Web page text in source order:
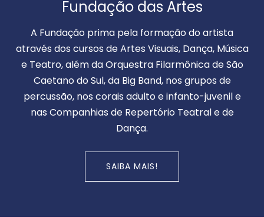
Fundação das Artes
A Fundação prima pela formação do artista
através dos cursos de Artes Visuais, Dança, Música
e Teatro, além da Orquestra Filarmônica de São
Caetano do Sul, da Big Band, nos grupos de
percussão, nos corais adulto e infanto-juvenil e
nas Companhias de Repertório Teatral e de
Dança.
SAIBA MAIS!